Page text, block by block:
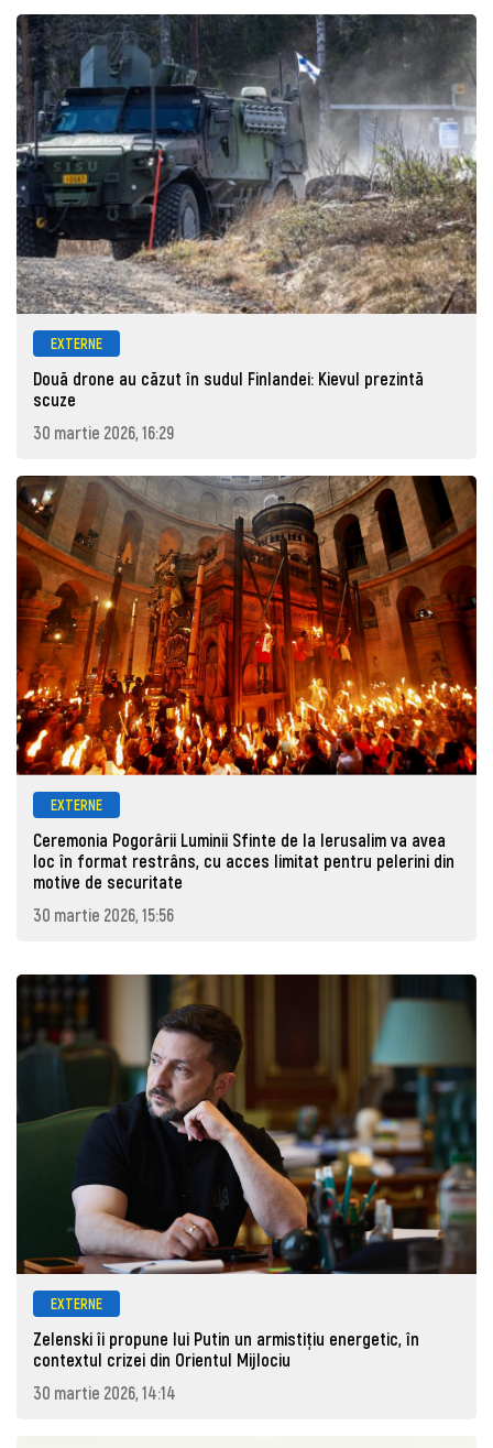
EXTERNE
Două drone au căzut în sudul Finlandei: Kievul prezintă
scuze
30 martie 2026, 16:29
EXTERNE
Ceremonia Pogorârii Luminii Sfinte de la Ierusalim va avea
loc în format restrâns, cu acces limitat pentru pelerini din
motive de securitate
30 martie 2026, 15:56
EXTERNE
Zelenski îi propune lui Putin un armistițiu energetic, în
contextul crizei din Orientul Mijlociu
30 martie 2026, 14:14